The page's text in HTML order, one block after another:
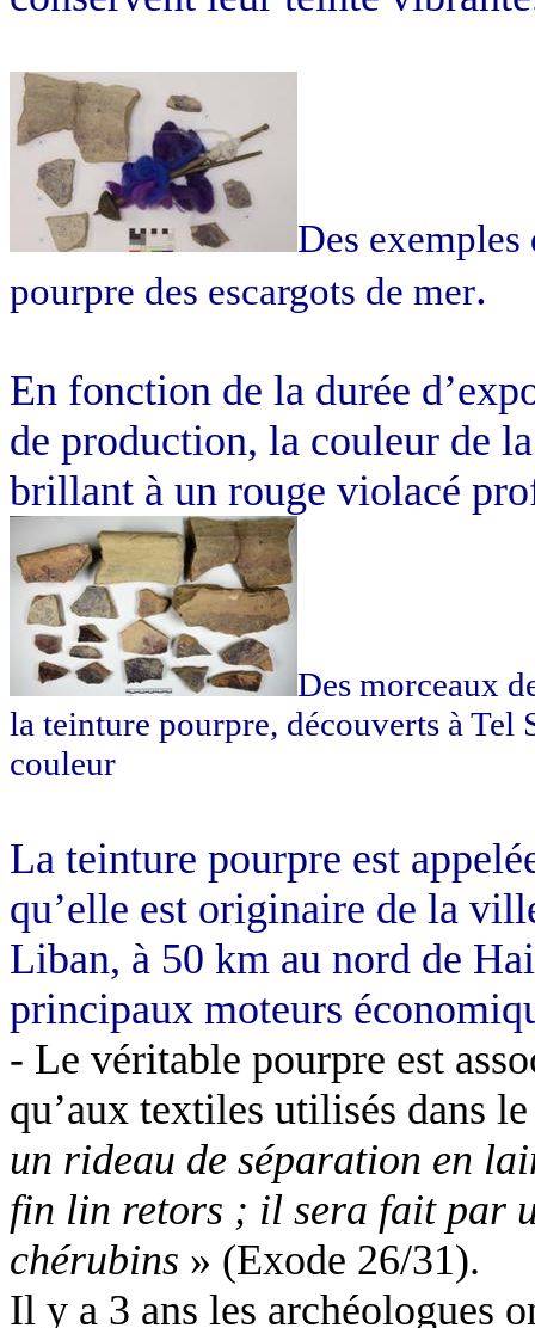
Des
pourpre des escargots de mer.
En fonction de la durée
de production, la couleur de
brillant à un rouge violacé
Des morceaux
la teinture pourpre, découverts à Tel
couleur
La teinture pourpre est
qu’elle est originaire de la
Liban, à 50 km au nord de
principaux moteurs
- Le véritable pourpre est
qu’aux textiles utilisés dans
un rideau de séparation en
fin lin retors ; il sera fait par
chérubins » (Exode 26/31).
Il y a 3 ans les archéologues